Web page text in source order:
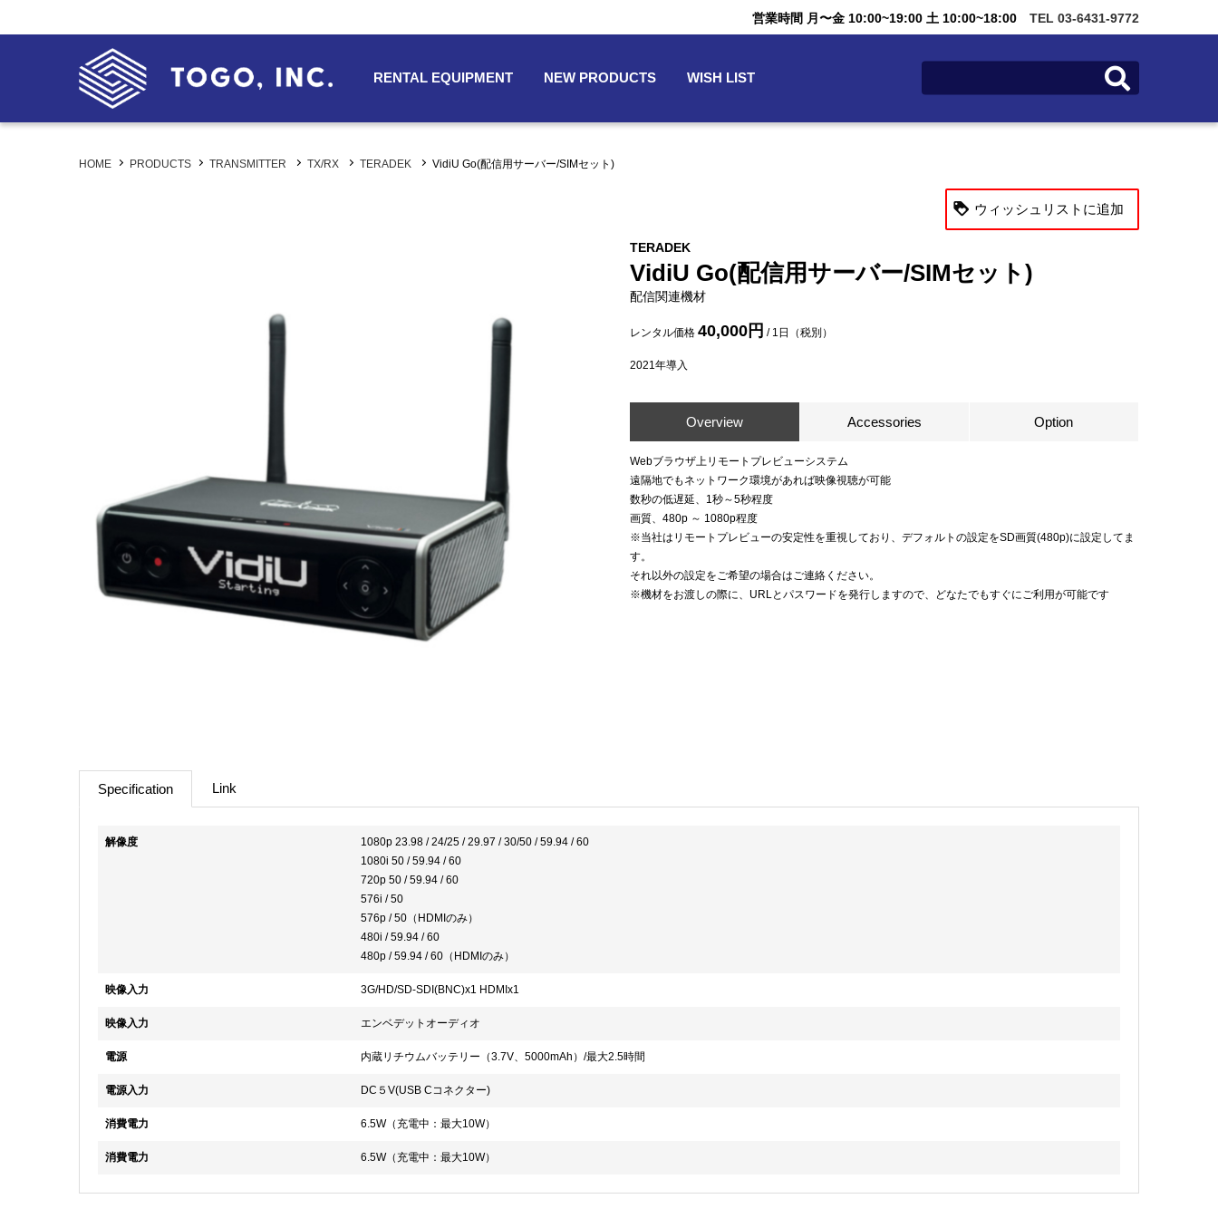
営業時間 月〜金 10:00~19:00 土 10:00~18:00 TEL 03-6431-9772
RENTAL EQUIPMENT NEW PRODUCTS WISH LIST
HOME PRODUCTS TRANSMITTER TX/RX TERADEK VidiU Go(配信用サーバー/SIMセット)
ウィッシュリストに追加
TERADEK
VidiU Go(配信用サーバー/SIMセット)
配信関連機材
レンタル価格40,000円 / 1日（税別）
2021年導入
Overview Accessories Option
Webブラウザ上リモートプレビューシステム
遠隔地でもネットワーク環境があれば映像視聴が可能
数秒の低遅延、1秒～5秒程度
画質、480p ～ 1080p程度
※当社はリモートプレビューの安定性を重視しており、デフォルトの設定をSD画質(480p)に設定してま
す。
それ以外の設定をご希望の場合はご連絡ください。
※機材をお渡しの際に、URLとパスワードを発行しますので、どなたでもすぐにご利用が可能です
Specification Link
解像度
1080p 23.98 / 24/25 / 29.97 / 30/50 / 59.94 / 60
1080i 50 / 59.94 / 60
720p 50 / 59.94 / 60
576i / 50
576p / 50（HDMIのみ）
480i / 59.94 / 60
480p / 59.94 / 60（HDMIのみ）
映像入力 3G/HD/SD-SDI(BNC)x1 HDMIx1
映像入力 エンベデットオーディオ
電源 内蔵リチウムバッテリー（3.7V、5000mAh）/最大2.5時間
電源入力 DC５V(USB Cコネクター)
消費電力 6.5W（充電中：最大10W）
消費電力 6.5W（充電中：最大10W）